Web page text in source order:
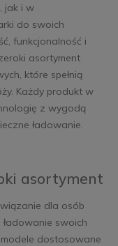
jak i w
do swoich
funkcjonalność i
asortyment
które spełnią
Każdy produkt w
z wygodą
ładowanie.
asortyment
dla osób
swoich
dostosowane